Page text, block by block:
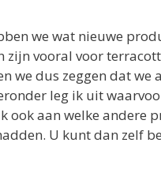
we wat nieuwe
zijn vooral voor
we dus zeggen dat
leg ik uit
ook aan welke andere
U kunt dan zelf